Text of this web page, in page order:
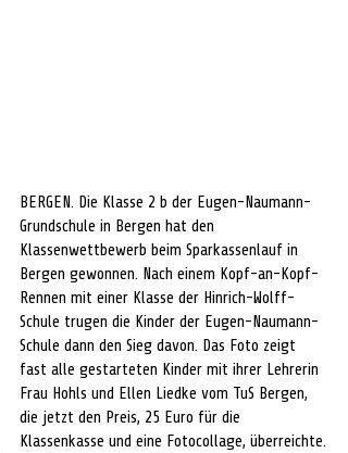
BERGEN. Die Klasse 2 b der Eugen-Naumann-
Grundschule in Bergen hat den
Klassenwettbewerb beim Sparkassenlauf in
Bergen gewonnen. Nach einem Kopf-an-Kopf-
Rennen mit einer Klasse der Hinrich-Wolff-
Schule trugen die Kinder der Eugen-Naumann-
Schule dann den Sieg davon. Das Foto zeigt
fast alle gestarteten Kinder mit ihrer Lehrerin
Frau Hohls und Ellen Liedke vom TuS Bergen,
die jetzt den Preis, 25 Euro für die
Klassenkasse und eine Fotocollage, überreichte.